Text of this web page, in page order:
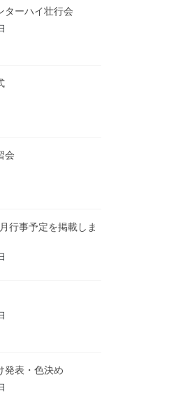
ターハイ壮行会
会
行事予定を掲載しま
発表・色決め